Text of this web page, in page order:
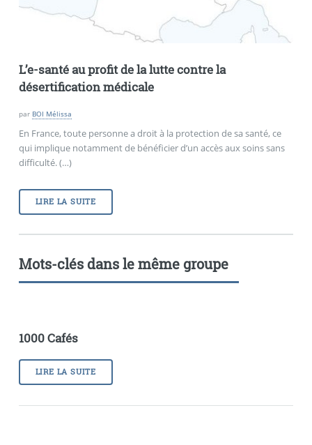
L’e-santé au profit de la lutte contre la
désertification médicale
par BOI Mélissa
En France, toute personne a droit à la protection de sa santé, ce
qui implique notamment de bénéficier d’un accès aux soins sans
difficulté. (…)
LIRE LA SUITE
Mots-clés dans le même groupe
1000 Cafés
LIRE LA SUITE